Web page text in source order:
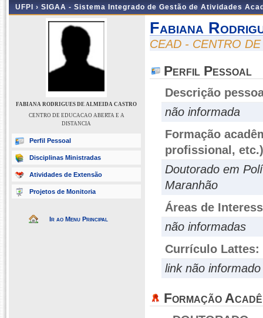
UFPI › SIGAA - Sistema Integrado de Gestão de Atividades
FABIANA RODRIGUES DE ALMEIDA CASTRO
CENTRO DE EDUCACAO ABERTA E A
DISTANCIA
Perfil Pessoal
Disciplinas Ministradas
Atividades de Extensão
Projetos de Monitoria
Ir ao Menu Principal
Fabiana
CEAD - CENTRO
Perfil Pessoal
Descrição
não informada
Formação
profissional, etc.)
Doutorado em
Maranhão
Áreas de
não informadas
Currículo Lattes:
link não informado
Formação